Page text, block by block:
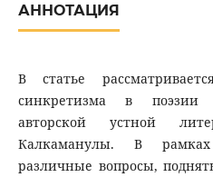
АННОТАЦИЯ
В статье
синкретизма в поэзии
авторской устной
Калкаманулы. В
различные вопросы,